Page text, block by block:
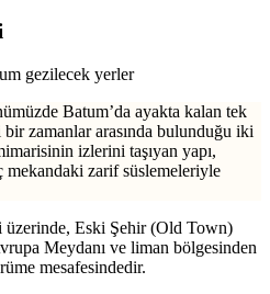
Batum’da ayakta kalan tek
zamanlar arasında bulunduğu iki
izlerini taşıyan yapı,
mekandaki zarif süslemeleriyle
üzerinde, Eski Şehir (Old Town)
Meydanı ve liman bölgesinden
mesafesindedir.